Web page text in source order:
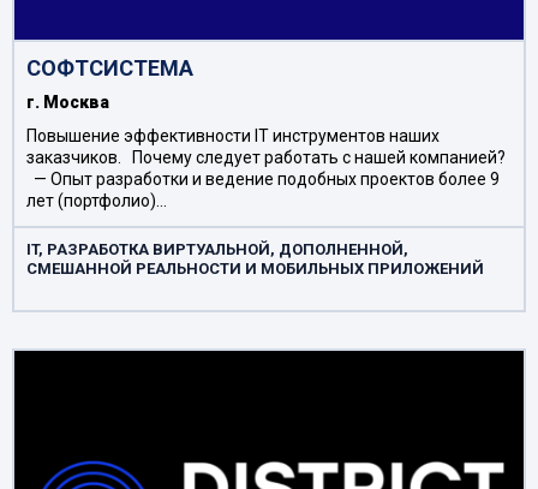
СОФТСИСТЕМА
г. Москва
Повышение эффективности IT инструментов наших
заказчиков. Почему следует работать с нашей компанией?
— Опыт разработки и ведение подобных проектов более 9
лет (портфолио)…
IT, РАЗРАБОТКА ВИРТУАЛЬНОЙ, ДОПОЛНЕННОЙ,
СМЕШАННОЙ РЕАЛЬНОСТИ И МОБИЛЬНЫХ ПРИЛОЖЕНИЙ